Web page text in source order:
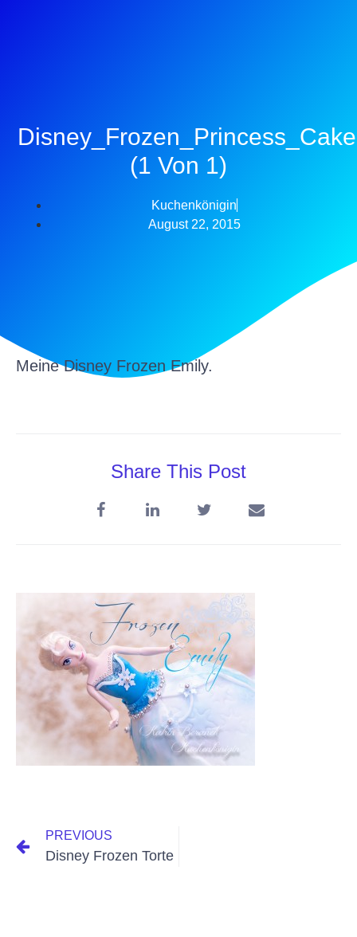
Disney_Frozen_Princess_Cake
(1 Von 1)
Kuchenkönigin
August 22, 2015
Meine Disney Frozen Emily.
Share This Post
PREVIOUS
Disney Frozen Torte